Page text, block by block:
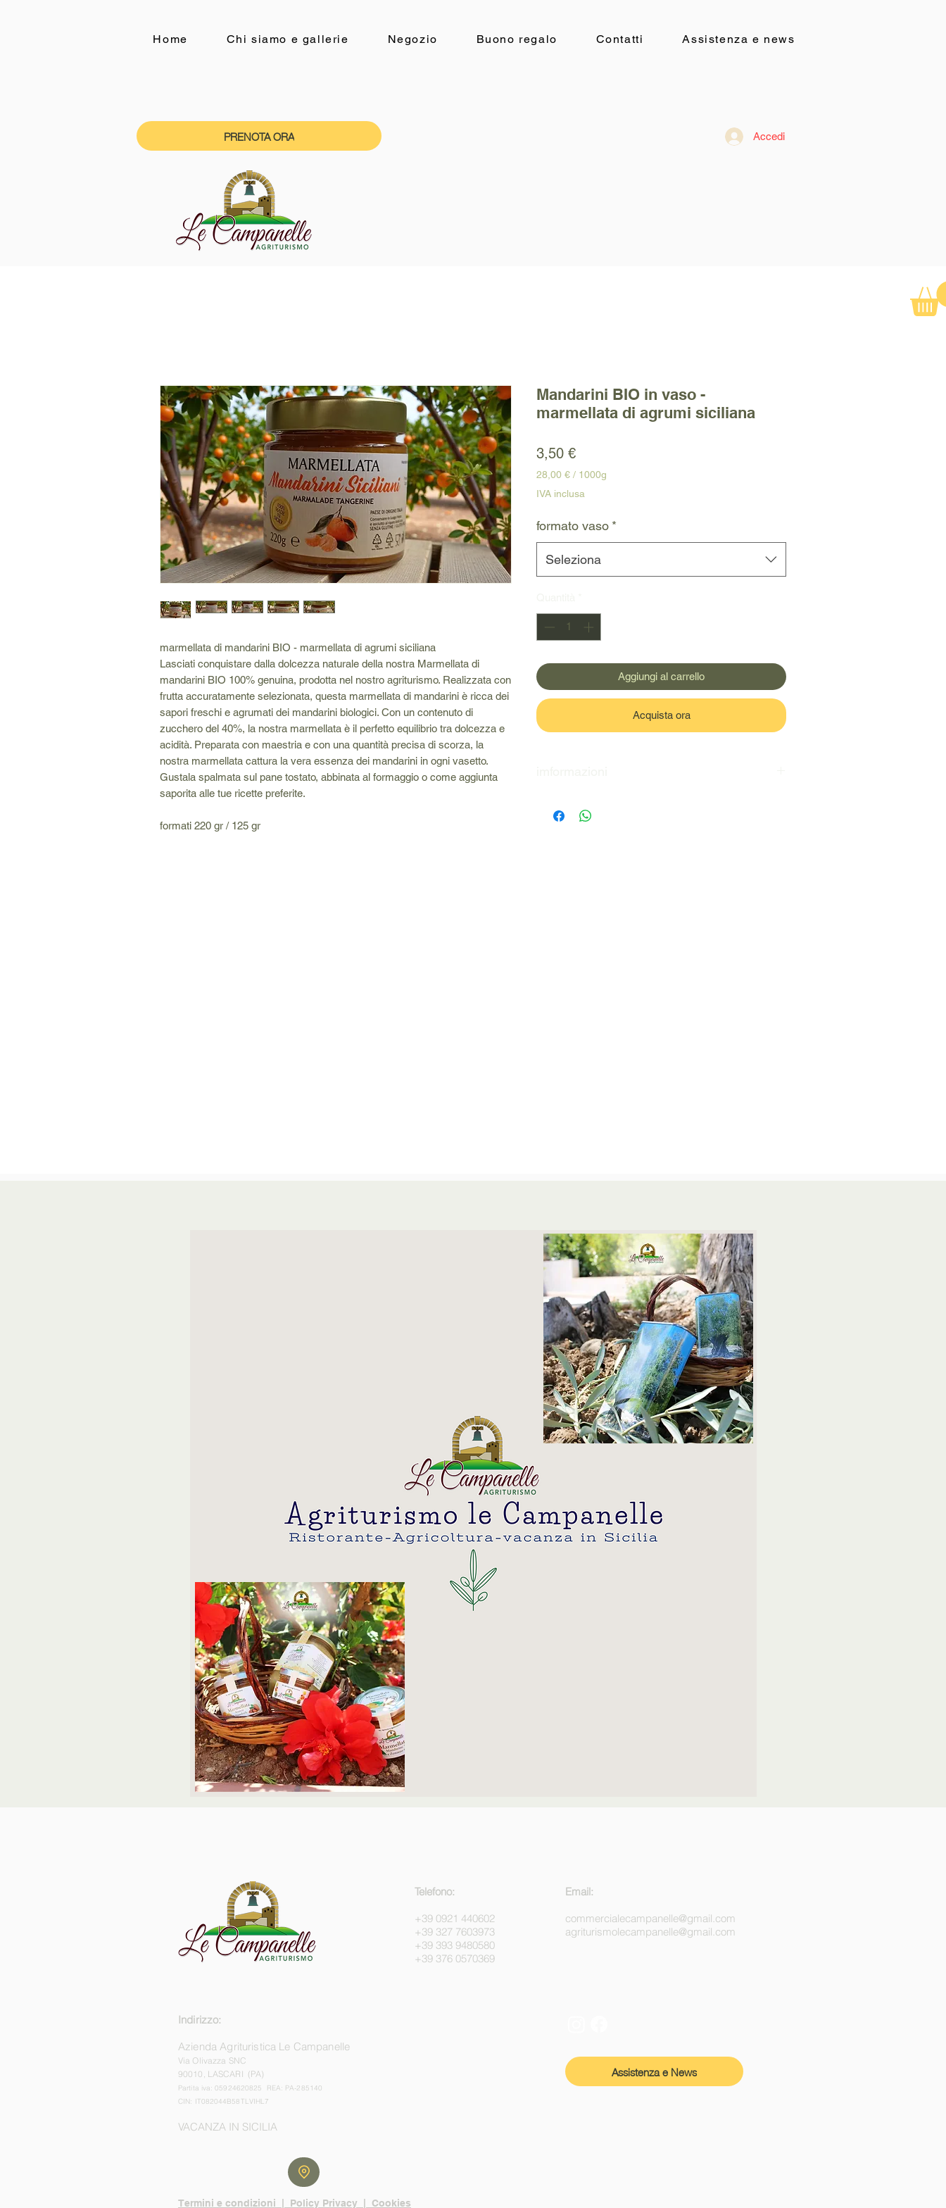
Home Chi siamo e gallerie Negozio Buono regalo Contatti Assistenza e news
PRENOTA ORA Accedi
marmellata di mandarini BIO - marmellata di agrumi siciliana
Lasciati conquistare dalla dolcezza naturale della nostra Marmellata di
mandarini BIO 100% genuina, prodotta nel nostro agriturismo. Realizzata con
frutta accuratamente selezionata, questa marmellata di mandarini è ricca dei
sapori freschi e agrumati dei mandarini biologici. Con un contenuto di
zucchero del 40%, la nostra marmellata è il perfetto equilibrio tra dolcezza e
acidità. Preparata con maestria e con una quantità precisa di scorza, la
nostra marmellata cattura la vera essenza dei mandarini in ogni vasetto.
Gustala spalmata sul pane tostato, abbinata al formaggio o come aggiunta
saporita alle tue ricette preferite.
formati 220 gr / 125 gr
Mandarini BIO in vaso -
marmellata di agrumi siciliana
3,50 €Prezzo
28,00 € / 1000g
28,00 €
Grammi
IVA inclusa
formato vaso *
Seleziona
Aggiungi al carrello
Acquista ora
indicate in etichetta.
Telefono:
+39 0921 440602
+39 327 7603973
+39 393 9480580
+39 376 0570369
Email:
commercialecampanelle@gmail.com
agriturismolecampanelle@gmail.com
Indirizzo:
Azienda Agrituristica Le Campanelle
Via Olivazza SNC
90010, LASCARI (PA)
Partita iva: 05924620825 REA: PA-285140
CIN: IT082044B58TLVIHL7
VACANZA IN SICILIA
Assistenza e News
Termini e condizioni | Policy Privacy | Cookies